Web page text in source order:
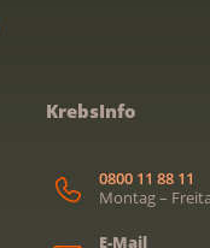
KrebsInfo
0800 11 88 11
Montag –
E-Mail